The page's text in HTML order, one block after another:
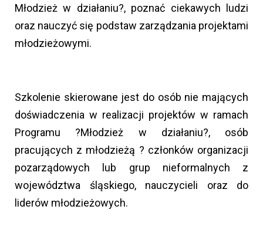
Młodzież w działaniu?, poznać ciekawych ludzi
oraz nauczyć się podstaw zarządzania projektami
młodzieżowymi.
Szkolenie skierowane jest do osób nie mających
doświadczenia w realizacji projektów w ramach
Programu ?Młodzież w działaniu?, osób
pracujących z młodzieżą ? członków organizacji
pozarządowych lub grup nieformalnych z
województwa śląskiego, nauczycieli oraz do
liderów młodzieżowych.